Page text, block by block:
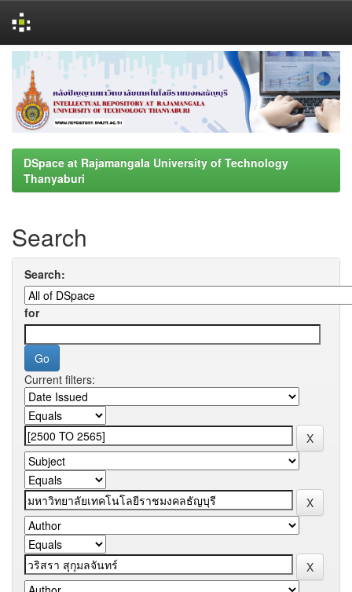
navigation
DSpace at Rajamangala University of Technology
Thanyaburi
Search
Search:
for
Current filters: